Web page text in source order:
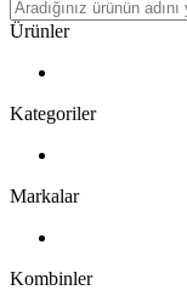
Ürünler
Kategoriler
Markalar
Kombinler